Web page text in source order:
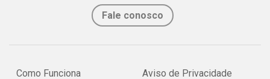
Fale conosco
Como Funciona Aviso de Privacidade